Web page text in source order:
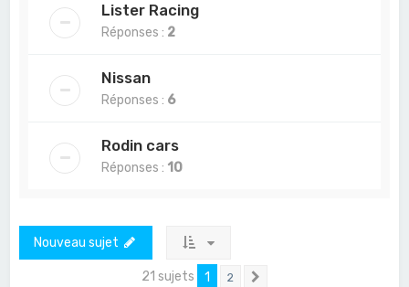
Lister Racing
Réponses : 2
Nissan
Réponses : 6
Rodin cars
Réponses : 10
Nouveau sujet
21 sujets 1 2